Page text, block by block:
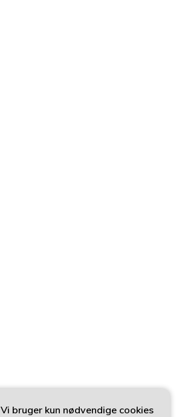
Vi bruger kun nødvendige cookies